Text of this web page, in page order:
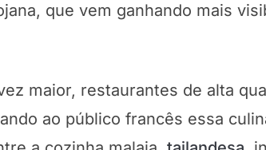
que vem ganhando mais
maior, restaurantes de alta
ao público francês essa